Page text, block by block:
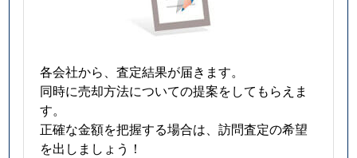
各会社から、査定結果が届きます。
同時に売却方法についての提案をしてもらえま
す。
正確な金額を把握する場合は、訪問査定の希望
を出しましょう！